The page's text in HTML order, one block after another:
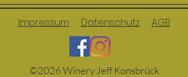
Impressum Datenschutz AGB
©2026 Winery Jeff Konsbrück